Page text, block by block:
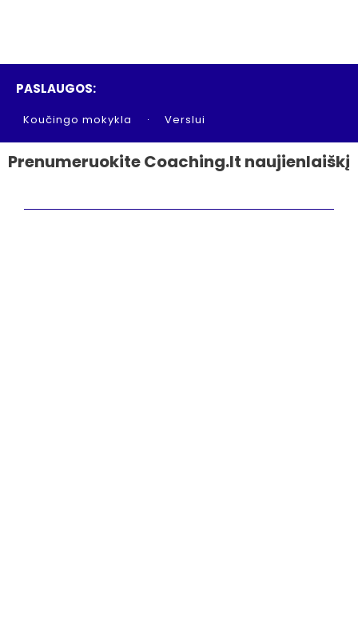
PASLAUGOS:
Koučingo mokykla Verslui
Prenumeruokite Coaching.lt naujienlaiškį